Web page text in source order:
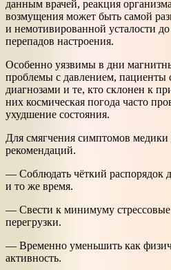
данным врачей, реакция
возмущения может быть самой
и немотивированной усталости
перепадов настроения.
Особенно уязвимы в дни
проблемы с давлением, пациенты
диагнозами и те, кто склонен к
них космическая погода часто
ухудшение состояния.
Для смягчения симптомов медики
рекомендаций.
— Соблюдать чёткий распорядок
и то же время.
— Свести к минимуму
перегрузки.
— Временно уменьшить как
активность.